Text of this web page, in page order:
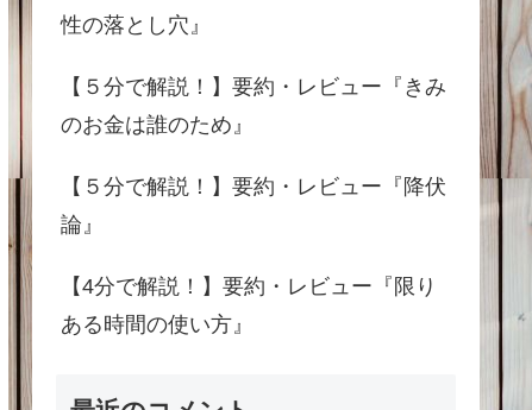
性の落とし穴』
【５分で解説！】要約・レビュー『きみ
のお金は誰のため』
【５分で解説！】要約・レビュー『降伏
論』
【4分で解説！】要約・レビュー『限り
ある時間の使い方』